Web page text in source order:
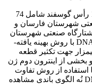
در مطالعه حاضر از 114 رأس گوسفند شامل 74
شهرستان فارسان و
صنعتی شهرستان
گرگان خون‌گیری انجام شد. جداسازی DNA با روش بهینه یافته-
جهت تکثیر قطعه
و بخشی از اینترون دوم ژن
استفاده از روش تفاوت
در شکل فضایی تک‌رشته­ای DNA (SSCP) نُه الگوی باندی مشاهده